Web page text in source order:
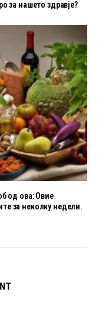
за нашето здравје?
од ова: Овие
за неколку недели.